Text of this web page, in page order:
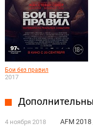
Бои без правил
2017
4 ноября 2018
AFM